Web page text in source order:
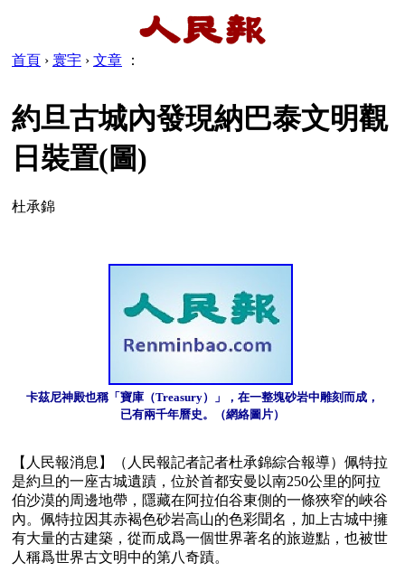
首頁 › 寰宇 › 文章 ：
約旦古城內發現納巴泰文明觀
日裝置(圖)
杜承錦
卡茲尼神殿也稱「寶庫（Treasury）」，在一整塊砂岩中雕刻而成，
已有兩千年曆史。（網絡圖片）
【人民報消息】（人民報記者記者杜承錦綜合報導）佩特拉
是約旦的一座古城遺蹟，位於首都安曼以南250公里的阿拉
伯沙漠的周邊地帶，隱藏在阿拉伯谷東側的一條狹窄的峽谷
內。佩特拉因其赤褐色砂岩高山的色彩聞名，加上古城中擁
有大量的古建築，從而成爲一個世界著名的旅遊點，也被世
人稱爲世界古文明中的第八奇蹟。